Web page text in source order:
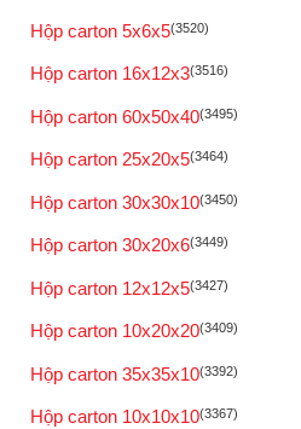
Hộp carton 5x6x5(3520)
Hộp carton 16x12x3(3516)
Hộp carton 60x50x40(3495)
Hộp carton 25x20x5(3464)
Hộp carton 30x30x10(3450)
Hộp carton 30x20x6(3449)
Hộp carton 12x12x5(3427)
Hộp carton 10x20x20(3409)
Hộp carton 35x35x10(3392)
Hộp carton 10x10x10(3367)